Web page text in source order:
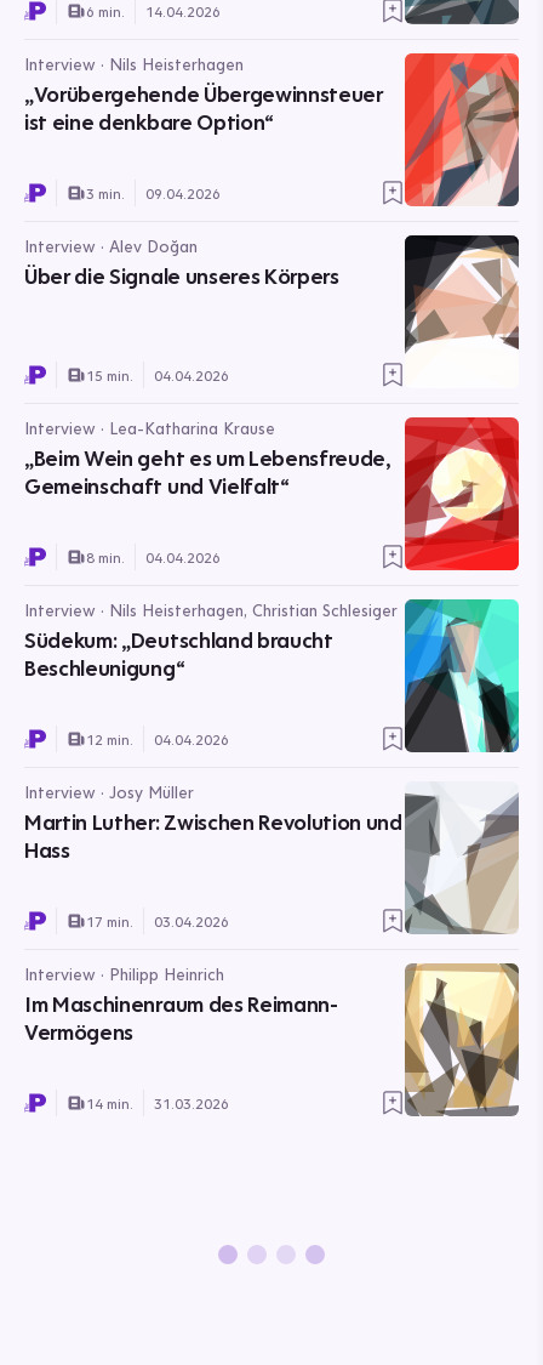
6 min. 14.04.2026
Interview · Nils Heisterhagen
„Vorübergehende Übergewinnsteuer
ist eine denkbare Option“
3 min. 09.04.2026
Interview · Alev Doğan
Über die Signale unseres Körpers
15 min. 04.04.2026
Interview · Lea-Katharina Krause
„Beim Wein geht es um Lebensfreude,
Gemeinschaft und Vielfalt“
8 min. 04.04.2026
Interview · Nils Heisterhagen, Christian Schlesiger
Südekum: „Deutschland braucht
Beschleunigung“
12 min. 04.04.2026
Interview · Josy Müller
Martin Luther: Zwischen Revolution und
Hass
17 min. 03.04.2026
Interview · Philipp Heinrich
Im Maschinenraum des Reimann-
Vermögens
14 min. 31.03.2026